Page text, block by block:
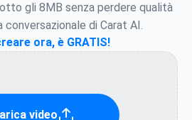
gli 8MB senza perdere qualità
di Carat AI.
ora, è GRATIS!
video